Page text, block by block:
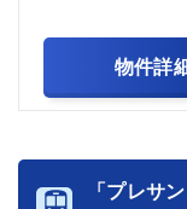
物件詳
「プレサ